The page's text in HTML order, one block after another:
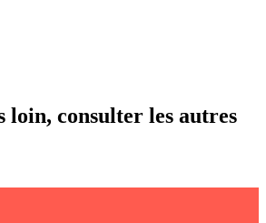
loin, consulter les autres